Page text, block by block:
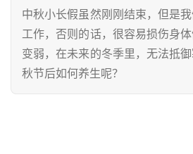
中秋小长假虽然刚刚结束，但是
工作，否则的话，很容易损伤身
变弱，在未来的冬季里，无法抵
秋节后如何养生呢？